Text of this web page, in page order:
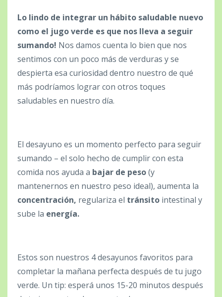
Lo lindo de integrar un hábito saludable nuevo
como el jugo verde es que nos lleva a seguir
sumando! Nos damos cuenta lo bien que nos
sentimos con un poco más de verduras y se
despierta esa curiosidad dentro nuestro de qué
más podríamos lograr con otros toques
saludables en nuestro día.
El desayuno es un momento perfecto para seguir
sumando – el solo hecho de cumplir con esta
comida nos ayuda a bajar de peso(y
mantenernos en nuestro peso ideal), aumenta la
concentración, regulariza el tránsito intestinal y
sube la energía.
Estos son nuestros 4 desayunos favoritos para
completar la mañana perfecta después de tu jugo
verde. Un tip: esperá unos 15-20 minutos después